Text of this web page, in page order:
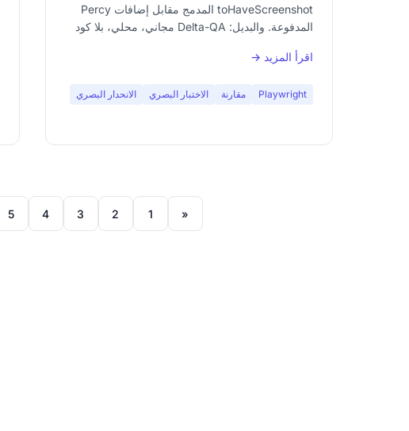
toHaveScreenshot المدمج مقابل إضافات Percy
المدفوعة. والبديل: Delta-QA مجاني، محلي، بلا كود
اقرأ المزيد →
Playwright مقارنة الاختبار البصري الانحدار البصري
«
1
2
3
4
5